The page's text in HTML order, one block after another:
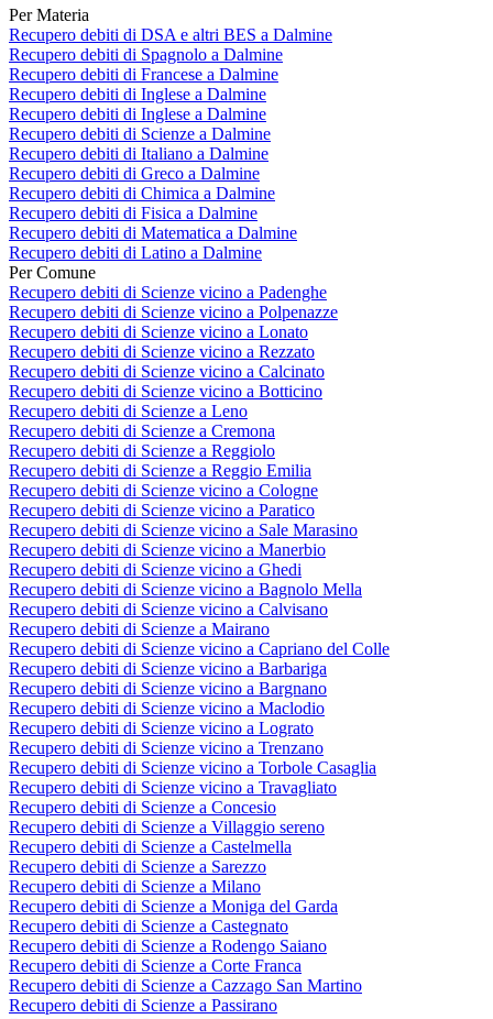
Per Materia
Recupero debiti di DSA e altri BES a Dalmine
Recupero debiti di Spagnolo a Dalmine
Recupero debiti di Francese a Dalmine
Recupero debiti di Inglese a Dalmine
Recupero debiti di Inglese a Dalmine
Recupero debiti di Scienze a Dalmine
Recupero debiti di Italiano a Dalmine
Recupero debiti di Greco a Dalmine
Recupero debiti di Chimica a Dalmine
Recupero debiti di Fisica a Dalmine
Recupero debiti di Matematica a Dalmine
Recupero debiti di Latino a Dalmine
Per Comune
Recupero debiti di Scienze vicino a Padenghe
Recupero debiti di Scienze vicino a Polpenazze
Recupero debiti di Scienze vicino a Lonato
Recupero debiti di Scienze vicino a Rezzato
Recupero debiti di Scienze vicino a Calcinato
Recupero debiti di Scienze vicino a Botticino
Recupero debiti di Scienze a Leno
Recupero debiti di Scienze a Cremona
Recupero debiti di Scienze a Reggiolo
Recupero debiti di Scienze a Reggio Emilia
Recupero debiti di Scienze vicino a Cologne
Recupero debiti di Scienze vicino a Paratico
Recupero debiti di Scienze vicino a Sale Marasino
Recupero debiti di Scienze vicino a Manerbio
Recupero debiti di Scienze vicino a Ghedi
Recupero debiti di Scienze vicino a Bagnolo Mella
Recupero debiti di Scienze vicino a Calvisano
Recupero debiti di Scienze a Mairano
Recupero debiti di Scienze vicino a Capriano del Colle
Recupero debiti di Scienze vicino a Barbariga
Recupero debiti di Scienze vicino a Bargnano
Recupero debiti di Scienze vicino a Maclodio
Recupero debiti di Scienze vicino a Lograto
Recupero debiti di Scienze vicino a Trenzano
Recupero debiti di Scienze vicino a Torbole Casaglia
Recupero debiti di Scienze vicino a Travagliato
Recupero debiti di Scienze a Concesio
Recupero debiti di Scienze a Villaggio sereno
Recupero debiti di Scienze a Castelmella
Recupero debiti di Scienze a Sarezzo
Recupero debiti di Scienze a Milano
Recupero debiti di Scienze a Moniga del Garda
Recupero debiti di Scienze a Castegnato
Recupero debiti di Scienze a Rodengo Saiano
Recupero debiti di Scienze a Corte Franca
Recupero debiti di Scienze a Cazzago San Martino
Recupero debiti di Scienze a Passirano